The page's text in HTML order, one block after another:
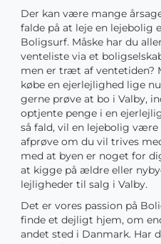
Der kan være mange
falde på at leje en lejebolig
Boligsurf. Måske har du
venteliste via et
men er træt af ventetiden?
købe en ejerlejlighed lige
gerne prøve at bo i Valby,
optjente penge i en
så fald, vil en lejebolig
afprøve om du vil trives
med at byen er noget for
at kigge på ældre eller
lejligheder til salg i Valby.
Det er vores passion på
finde et dejligt hjem, om
andet sted i Danmark. Har